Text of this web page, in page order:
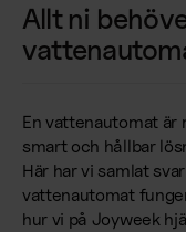
Allt ni
En vattenautomat är
smart och hållbar
Här har vi samlat
vattenautomat
hur vi på Joyweek